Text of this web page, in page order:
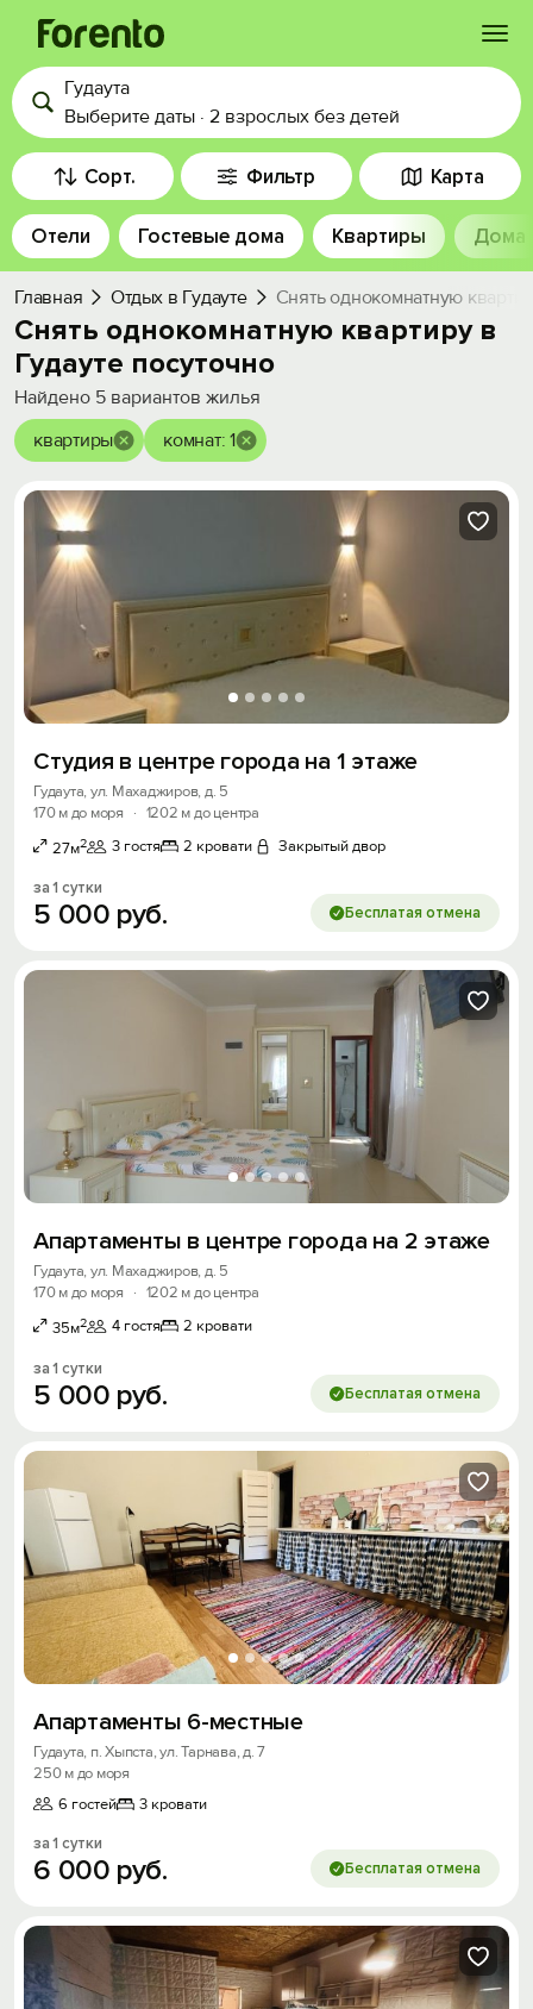
Войти
Избранное
История просмотра
Добавить свой объект
Гудаута
Выберите даты · 2 взрослых без детей
Сорт. Фильтр Карта
Отели Гостевые дома Квартиры Дома
Главная Отдых в Гудауте Снять однокомнатную
Снять однокомнатную квартиру в
Гудауте посуточно
Найдено 5 вариантов жилья
квартиры
комнат: 1
Студия в центре города на 1 этаже
Гудаута, ул. Махаджиров, д. 5
170 м до моря
· 1202 м до центра
27м2 3 гостя 2 кровати Закрытый двор
за 1 сутки
5 000 руб. Бесплатая отмена
Апартаменты в центре города на 2 этаже
Гудаута, ул. Махаджиров, д. 5
170 м до моря
· 1202 м до центра
35м2 4 гостя 2 кровати
за 1 сутки
5 000 руб. Бесплатая отмена
Апартаменты 6-местные
Гудаута, п. Хыпста, ул. Тарнава, д. 7
250 м до моря
6 гостей
3 кровати
за 1 сутки
6 000 руб. Бесплатая отмена